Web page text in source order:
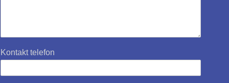
Kontakt telefon